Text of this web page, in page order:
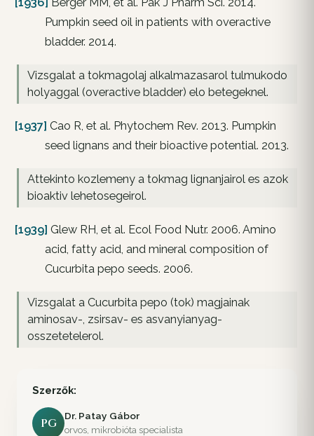
Pumpkin seed oil in patients with overactive
bladder. 2014.
Vizsgalat a tokmagolaj alkalmazasarol tulmukodo
holyaggal (overactive bladder) elo betegeknel.
[1937] Cao R, et al. Phytochem Rev. 2013. Pumpkin
seed lignans and their bioactive potential. 2013.
Attekinto kozlemeny a tokmag lignanjairol es azok
bioaktiv lehetosegeirol.
[1939] Glew RH, et al. Ecol Food Nutr. 2006. Amino
acid, fatty acid, and mineral composition of
Cucurbita pepo seeds. 2006.
Vizsgalat a Cucurbita pepo (tok) magjainak
aminosav-, zsirsav- es asvanyianyag-
osszetetelerol.
Szerzők:
PG
Dr. Patay Gábor
orvos, mikrobióta specialista